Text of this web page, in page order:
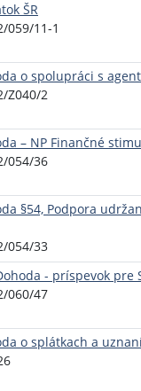
ŠR
059/11-1
o spolupráci s
Z040/2
– NP Finančné
054/36
§54, Podpora
054/33
- príspevok pre
060/47
o splátkach a